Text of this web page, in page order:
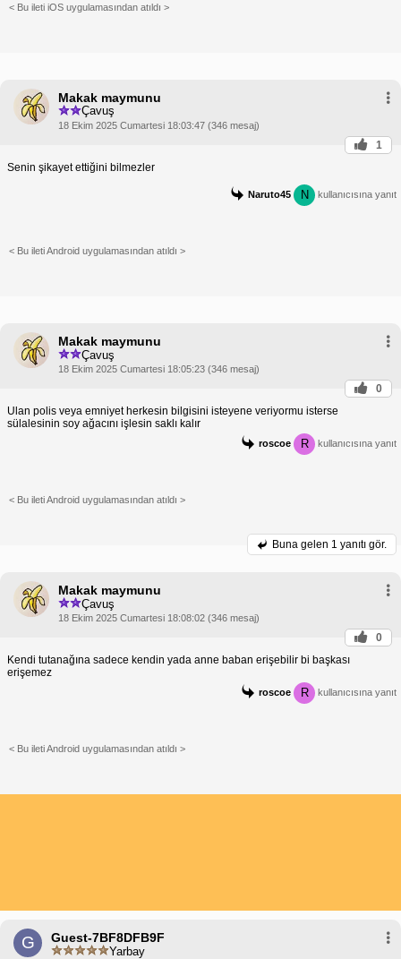
< Bu ileti iOS uygulamasından atıldı >
Makak maymunu
Çavuş
18 Ekim 2025 Cumartesi 18:03:47 (346 mesaj)
1
Senin şikayet ettiğini bilmezler
Naruto45 N kullanıcısına yanıt
< Bu ileti Android uygulamasından atıldı >
Makak maymunu
Çavuş
18 Ekim 2025 Cumartesi 18:05:23 (346 mesaj)
0
Ulan polis veya emniyet herkesin bilgisini isteyene veriyormu isterse
sülalesinin soy ağacını işlesin saklı kalır
roscoe R kullanıcısına yanıt
< Bu ileti Android uygulamasından atıldı >
Buna gelen 1 yanıtı gör.
Makak maymunu
Çavuş
18 Ekim 2025 Cumartesi 18:08:02 (346 mesaj)
0
Kendi tutanağına sadece kendin yada anne baban erişebilir bi başkası
erişemez
roscoe R kullanıcısına yanıt
< Bu ileti Android uygulamasından atıldı >
G Guest-7BF8DFB9F
Yarbay